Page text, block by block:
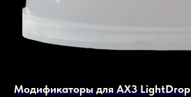
Модификаторы для AX3 LightDrop